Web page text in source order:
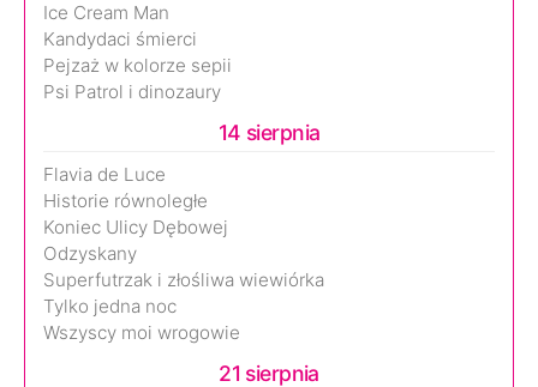
Ice Cream Man
Kandydaci śmierci
Pejzaż w kolorze sepii
Psi Patrol i dinozaury
14 sierpnia
Flavia de Luce
Historie równoległe
Koniec Ulicy Dębowej
Odzyskany
Superfutrzak i złośliwa wiewiórka
Tylko jedna noc
Wszyscy moi wrogowie
21 sierpnia